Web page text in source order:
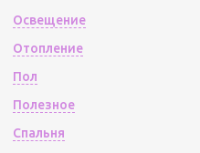
Освещение
Отопление
Пол
Полезное
Спальня